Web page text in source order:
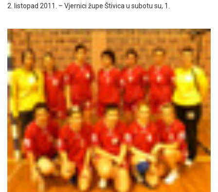
2. listopad 2011. – Vjernici župe Štivica u subotu su, 1.